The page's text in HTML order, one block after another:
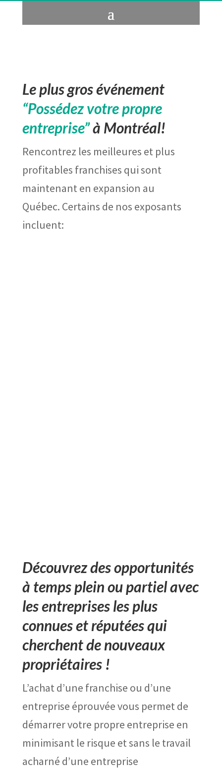
Le plus gros événement
“Possédez votre propre
entreprise”à Montréal!
Rencontrez les meilleures et plus
profitables franchises qui sont
maintenant en expansion au
Québec. Certains de nos exposants
incluent:
Découvrez des opportunités
à temps plein ou partiel avec
les entreprises les plus
connues et réputées qui
cherchent de nouveaux
propriétaires !
L’achat d’une franchise ou d’une
entreprise éprouvée vous permet de
démarrer votre propre entreprise en
minimisant le risque et sans le travail
acharné d’une entreprise